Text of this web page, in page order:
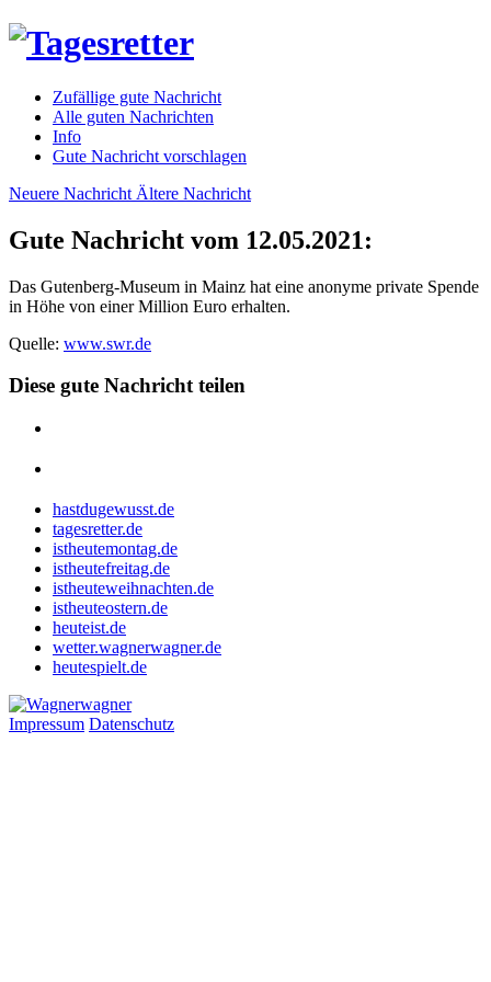
Zufällige gute Nachricht
Alle guten Nachrichten
Info
Gute Nachricht vorschlagen
Neuere Nachricht Ältere Nachricht
Gute Nachricht vom 12.05.2021:
Das Gutenberg-Museum in Mainz hat eine anonyme private Spende
in Höhe von einer Million Euro erhalten.
Quelle: www.swr.de
Diese gute Nachricht teilen
hastdugewusst.de
tagesretter.de
istheutemontag.de
istheutefreitag.de
istheuteweihnachten.de
istheuteostern.de
heuteist.de
wetter.wagnerwagner.de
heutespielt.de
Impressum Datenschutz